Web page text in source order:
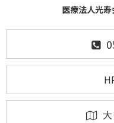
医療法人光寿